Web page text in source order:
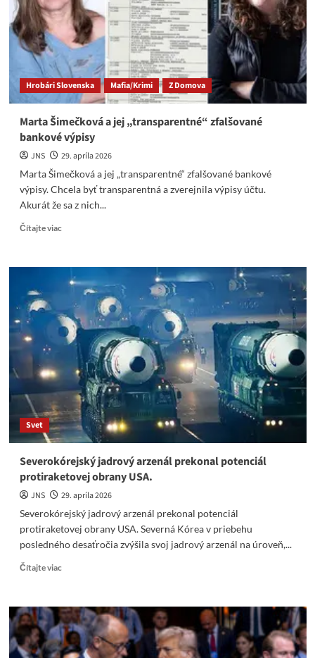
horí.
Hrobári Slovenska Mafia/Krimi Z Domova
Marta Šimečková a jej „transparentné“ zfalšované
bankové výpisy
JNS
29. apríla 2026
Marta Šimečková a jej „transparentné“ zfalšované bankové
výpisy. Chcela byť transparentná a zverejnila výpisy účtu.
Akurát že sa z nich...
Čítajte viacRead
Marta
Šimečková
„transparentné“
zfalšované
bankové
výpisy
Svet
Severokórejský jadrový arzenál prekonal potenciál
protiraketovej obrany USA.
JNS
29. apríla 2026
Severokórejský jadrový arzenál prekonal potenciál
protiraketovej obrany USA. Severná Kórea v priebehu
posledného desaťročia zvýšila svoj jadrový arzenál na úroveň,...
Čítajte viacRead
Severokórejský
jadrový
arzenál
prekonal